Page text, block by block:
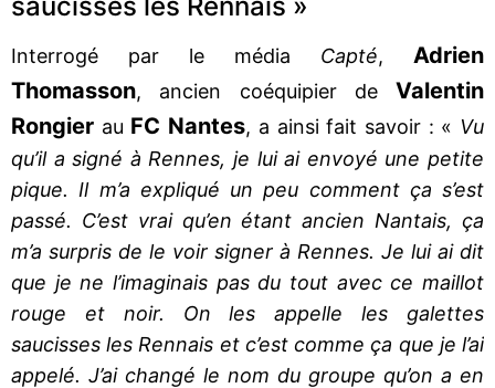
Interrogé par le média Capté, Adrien
Thomasson, ancien coéquipier de Valentin
Rongier au FC Nantes, a ainsi fait savoir : « Vu
qu’il a signé à Rennes, je lui ai envoyé une petite
pique. Il m’a expliqué un peu comment ça s’est
passé. C’est vrai qu’en étant ancien Nantais, ça
m’a surpris de le voir signer à Rennes. Je lui ai dit
que je ne l’imaginais pas du tout avec ce maillot
rouge et noir. On les appelle les galettes
saucisses les Rennais et c’est comme ça que je l’ai
appelé. J’ai changé le nom du groupe qu’on a en